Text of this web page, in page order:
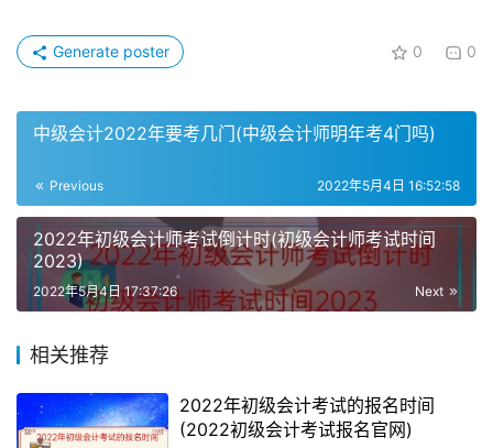
初级会计能从事哪些工作
1、企业会计
包括财务会计、成本和管理会计、财务管理、内部审计、出
纳、会计主管、财务经理或者财务总监等工作岗位。
作。
0 0
Generate poster
中级会计2022年要考几门(中级会计师明年考4门吗)
Previous 2022年5月4日 16:52:58
2022年初级会计师考试倒计时(初级会计师考试时间
2023)
Next
2022年5月4日 17:37:26
相关推荐
2022年初级会计考试的报名时间
(2022初级会计考试报名官网)